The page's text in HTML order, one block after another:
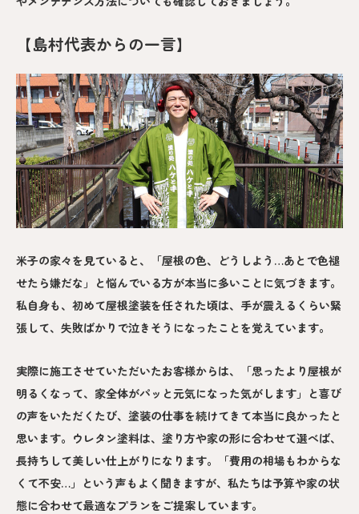
【島村代表からの一言】
米子の家々を見ていると、「屋根の色、どうしよう…あとで色褪
せたら嫌だな」と悩んでいる方が本当に多いことに気づきます。
私自身も、初めて屋根塗装を任された頃は、手が震えるくらい緊
張して、失敗ばかりで泣きそうになったことを覚えています。
実際に施工させていただいたお客様からは、「思ったより屋根が
明るくなって、家全体がパッと元気になった気がします」と喜び
の声をいただくたび、塗装の仕事を続けてきて本当に良かったと
思います。ウレタン塗料は、塗り方や家の形に合わせて選べば、
長持ちして美しい仕上がりになります。「費用の相場もわからな
くて不安…」という声もよく聞きますが、私たちは予算や家の状
態に合わせて最適なプランをご提案しています。